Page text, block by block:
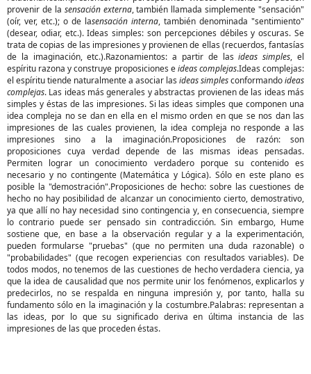
provenir de la sensación externa, también llamada simplemente "sensación"
(oír, ver, etc.); o de lasensación interna, también denominada "sentimiento"
(desear, odiar, etc.). Ideas simples: son percepciones débiles y oscuras. Se
trata de copias de las impresiones y provienen de ellas (recuerdos, fantasías
de la imaginación, etc.).Razonamientos: a partir de lasideas simples, el
espíritu razona y construye proposiciones eideas complejas.Ideas complejas:
el espíritu tiende naturalmente a asociar las ideas simplesconformandoideas
complejas. Las ideas más generales y abstractas provienen de las ideas más
simples y éstas de las impresiones. Si las ideas simples que componen una
idea compleja no se dan en ella en el mismo orden en que se nos dan las
impresiones de las cuales provienen, la idea compleja no responde a las
impresiones sino a la imaginación.Proposiciones de razón: son
proposiciones cuya verdad depende de las mismas ideas pensadas.
Permiten lograr un conocimiento verdadero porque su contenido es
necesario y no contingente (Matemática y Lógica). Sólo en este plano es
posible la "demostración".Proposiciones de hecho: sobre las cuestiones de
hecho no hay posibilidad de alcanzar un conocimiento cierto, demostrativo,
ya que allí no hay necesidad sino contingencia y, en consecuencia, siempre
lo contrario puede ser pensado sin contradicción. Sin embargo, Hume
sostiene que, en base a la observación regular y a la experimentación,
pueden formularse "pruebas" (que no permiten una duda razonable) o
"probabilidades" (que recogen experiencias con resultados variables). De
todos modos, no tenemos de las cuestiones de hecho verdadera ciencia, ya
que la idea de causalidad que nos permite unir los fenómenos, explicarlos y
predecirlos, no se respalda en ninguna impresión y, por tanto, halla su
fundamento sólo en la imaginación y la costumbre.Palabras: representan a
las ideas, por lo que su significado deriva en última instancia de las
impresiones de las que proceden éstas.